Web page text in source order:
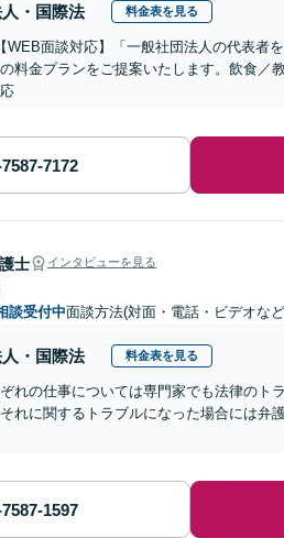
・国際法 料金表を見る
WEB面談対応】「一般社団法人の代表者
料金プランをご提案いたします。飲食
士 インタビューを見る
談受付中面談方法(対面・電話・ビデオな
・国際法 料金表を見る
れの仕事については専門家でも法律のト
れに関するトラブルになった場合には弁